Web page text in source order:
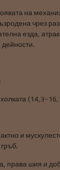
на
чрез
езда,
дейности.
и
права шия и